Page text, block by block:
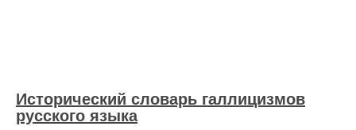
Исторический словарь галлицизмов
русского языка